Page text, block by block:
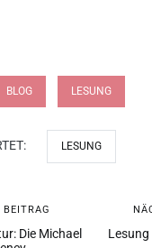
BLOG LESUNG
LESUNG
BEITRAG
Die Michael